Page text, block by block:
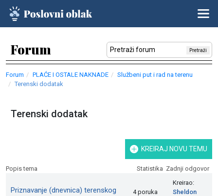
Forum Pretraži
Forum PLAĆE I OSTALE NAKNADE
Službeni put i rad na terenu
Terenski dodatak
Terenski dodatak
KREIRAJ NOVU TEMU
Popis tema Statistika Zadnji odgovor
Priznavanje (dnevnica) terenskog
4 poruka
Kreirao:
Sheldon